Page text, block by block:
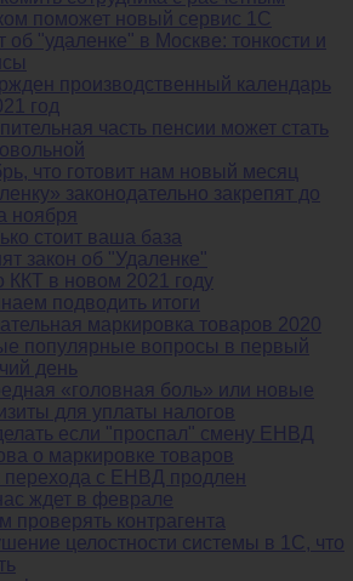
поможет новый сервис 1С
об "удаленке" в Москве: тонкости и
производственный календарь
год
часть пенсии может стать
что готовит нам новый месяц
законодательно закрепят до
ноября
стоит ваша база
закон об "Удаленке"
ККТ в новом 2021 году
подводить итоги
маркировка товаров 2020
популярные вопросы в первый
день
«головная боль» или новые
для уплаты налогов
если "проспал" смену ЕНВД
о маркировке товаров
перехода с ЕНВД продлен
ждет в феврале
проверять контрагента
целостности системы в 1С, что